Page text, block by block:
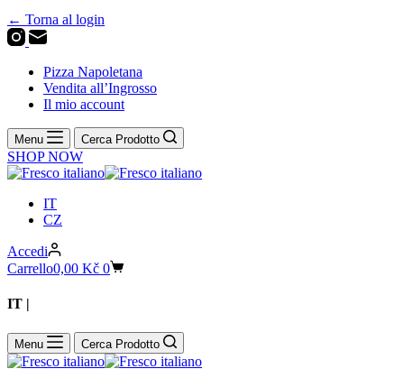
← Torna al login
Pizza Napoletana
Vendita all’Ingrosso
Il mio account
Menu Cerca Prodotto
SHOP NOW
IT
CZ
Accedi
Carrello0,00 Kč 0
IT |
Menu Cerca Prodotto